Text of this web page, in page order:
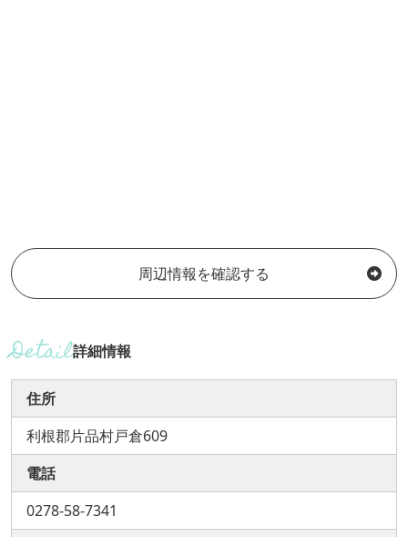
周辺情報を確認する
詳細情報
住所
利根郡片品村戸倉609
電話
0278-58-7341